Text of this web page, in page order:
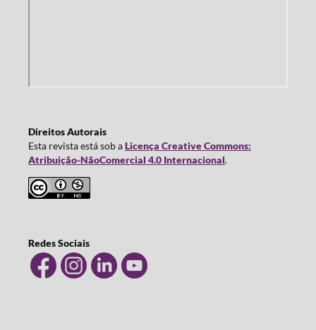
Direitos Autorais
Esta revista está sob aLicença Creative Commons:
Atribuição-NãoComercial 4.0 Internacional.
Redes Sociais